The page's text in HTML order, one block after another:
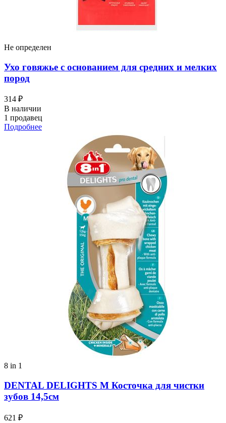
Не определен
Ухо говяжье с основанием для средних и мелких
пород
314 ₽
В наличии
1 продавец
Подробнее
8 in 1
DENTAL DELIGHTS M Косточка для чистки
зубов 14,5см
621 ₽